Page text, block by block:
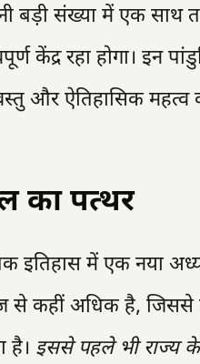
बड़ी संख्या में एक साथ
केंद्र रहा होगा। इन
और ऐतिहासिक
का पत्थर
इतिहास में एक नया
से कहीं अधिक है, जिससे
है। इससे पहले भी राज्य के